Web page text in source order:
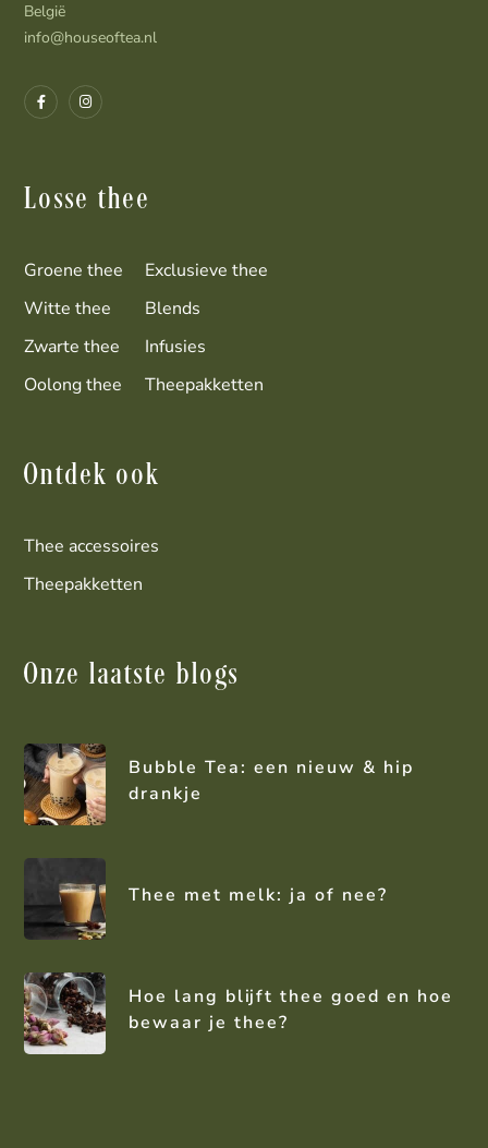
België
info@houseoftea.nl
Losse thee
Groene thee
Witte thee
Zwarte thee
Oolong thee
Exclusieve thee
Blends
Infusies
Theepakketten
Ontdek ook
Thee accessoires
Theepakketten
Onze laatste blogs
Bubble Tea: een nieuw & hip
drankje
Thee met melk: ja of nee?
Hoe lang blijft thee goed en hoe
bewaar je thee?